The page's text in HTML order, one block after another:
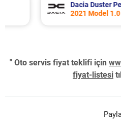
Dacia Duster Periyodik
2021 Model 1.0 Tce
" Oto servis fiyat teklifi için
fiyat-listesi